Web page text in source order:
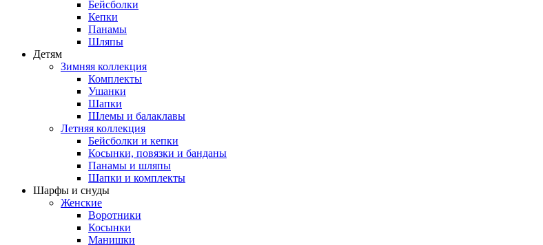
Бейсболки
Кепки
Панамы
Шляпы
Детям
Зимняя коллекция
Комплекты
Ушанки
Шапки
Шлемы и балаклавы
Летняя коллекция
Бейсболки и кепки
Косынки, повязки и банданы
Панамы и шляпы
Шапки и комплекты
Шарфы и снуды
Женские
Воротники
Косынки
Манишки